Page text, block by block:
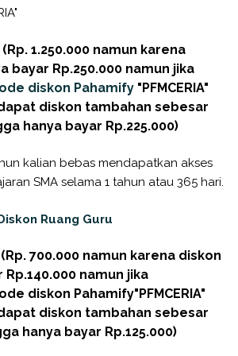
1.250.000 namun karena
bayar Rp.250.000 namun jika
diskon Pahamify "PFMCERIA"
diskon tambahan sebesar
hanya bayar Rp.225.000)
kalian bebas mendapatkan akses
SMA selama 1 tahun atau 365 hari.
Ruang Guru
700.000 namun karena diskon
Rp.140.000 namun jika
diskon Pahamify"PFMCERIA"
diskon tambahan sebesar
hanya bayar Rp.125.000)